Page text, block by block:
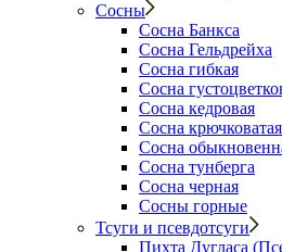
Сосны
Сосна Банкса
Сосна Гельдрейха
Сосна гибкая
Сосна
Сосна кедровая
Сосна крючковатая
Сосна
Сосна тунберга
Сосна черная
Сосны горные
Тсуги и псевдотсуги
Пихта Дугласа